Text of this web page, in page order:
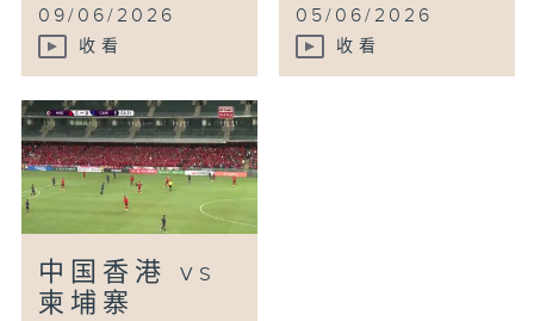
09/06/2026
收看
05/06/2026
收看
中国香港 vs
柬埔寨